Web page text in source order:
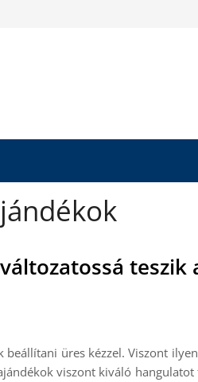
teszik
beállítani üres kézzel. Viszont
viszont kiváló